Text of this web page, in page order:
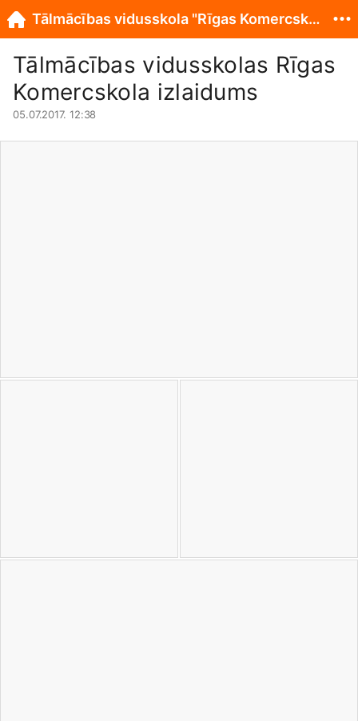
Tālmācības vidusskolas Rīgas
Komercskola izlaidums
05.07.2017. 12:38
Tālmācības vidusskola "Rīgas Komercskola"